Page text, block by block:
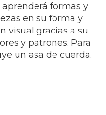
formas y
en su forma y
visual gracias a su
y patrones. Para
un asa de cuerda.